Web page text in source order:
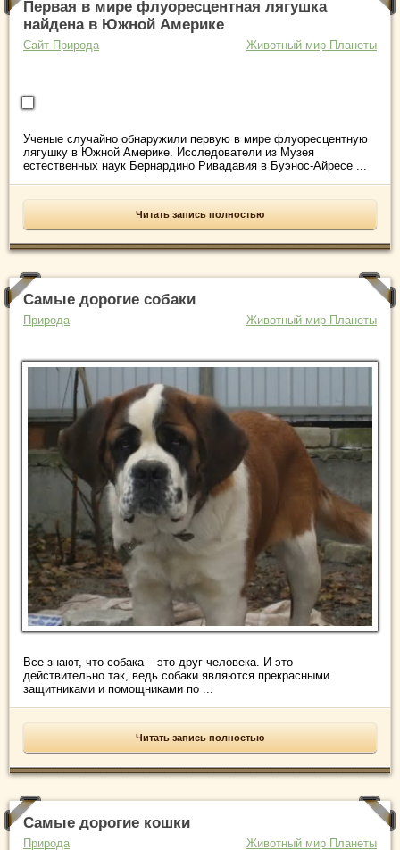
Первая в мире флуоресцентная лягушка
найдена в Южной Америке
Сайт Природа Животный мир Планеты
Ученые случайно обнаружили первую в мире флуоресцентную
лягушку в Южной Америке. Исследователи из Музея
естественных наук Бернардино Ривадавия в Буэнос-Айресе ...
Читать запись полностью
Самые дорогие собаки
Природа Животный мир Планеты
Все знают, что собака – это друг человека. И это
действительно так, ведь собаки являются прекрасными
защитниками и помощниками по ...
Читать запись полностью
Самые дорогие кошки
Природа Животный мир Планеты